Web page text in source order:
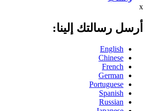
x
أرسل رسالتك إلينا:
English
Chinese
French
German
Portuguese
Spanish
Russian